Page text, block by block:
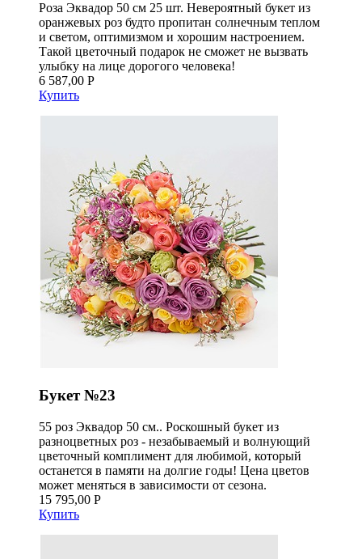
Роза Эквадор 50 см 25 шт. Невероятный букет из
оранжевых роз будто пропитан солнечным теплом
и светом, оптимизмом и хорошим настроением.
Такой цветочный подарок не сможет не вызвать
улыбку на лице дорогого человека!
6 587,00 Р
Купить
Букет №23
55 роз Эквадор 50 см.. Роскошный букет из
разноцветных роз - незабываемый и волнующий
цветочный комплимент для любимой, который
останется в памяти на долгие годы! Цена цветов
может меняться в зависимости от сезона.
15 795,00 Р
Купить